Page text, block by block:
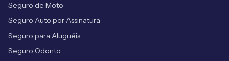
Seguro de Moto
Seguro Auto por Assinatura
Seguro para Aluguéis
Seguro Odonto